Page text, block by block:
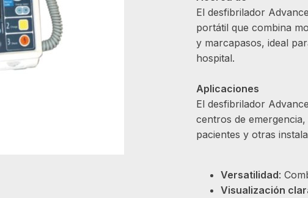
El desfibrilador
portátil que combina
y marcapasos, ideal
hospital.
Aplicaciones
El desfibrilador
centros de
pacientes y otras
Versatilidad:
Visualización